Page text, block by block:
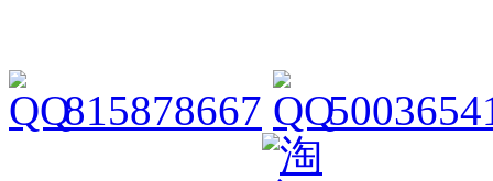
815878667